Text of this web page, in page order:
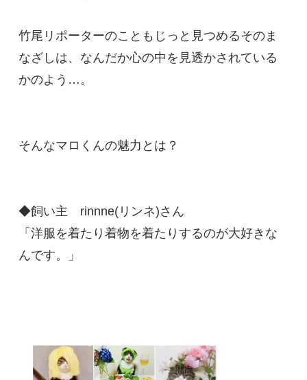
竹尾リポーターのこともじっと見つめるそのま
なざしは、なんだか心の中を見透かされている
かのよう…。
そんなマロくんの魅力とは？
◆飼い主 rinnne(リンネ)さん
「洋服を着たり着物を着たりするのが大好きな
んです。」